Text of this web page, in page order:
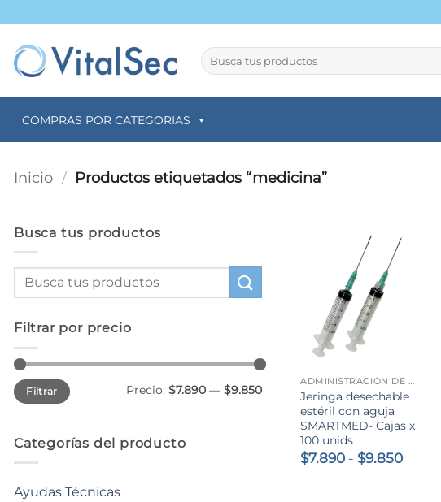
al
contenido
Buscar
por:
COMPRAS POR CATEGORIAS
Inicio / Productos etiquetados “medicina”
Busca tus productos
Filtrar por precio
Precio
mínimo
Precio
máximo
Filtrar Precio: $7.890 — $9.850
Categorías del producto
Ayudas Técnicas
ADMINISTRACIÓN DE SOLUCIONES
Jeringa desechable
estéril con aguja
SMARTMED- Cajas x
100 unids
$7.890 - $9.850Rango